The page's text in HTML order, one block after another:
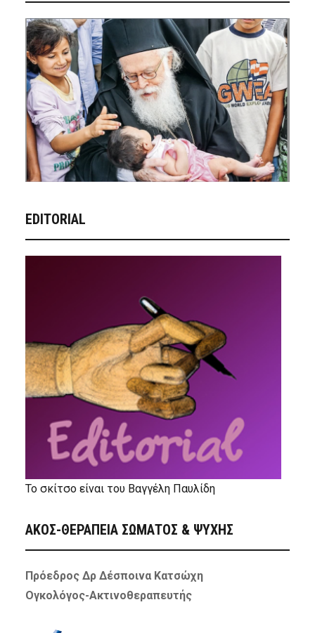
EDITORIAL
Το σκίτσο είναι του Βαγγέλη Παυλίδη
ΑΚΟΣ-ΘΕΡΑΠΕΙΑ ΣΩΜΑΤΟΣ & ΨΥΧΗΣ
Πρόεδρος Δρ Δέσποινα Κατσώχη
Ογκολόγος-Ακτινοθεραπευτής